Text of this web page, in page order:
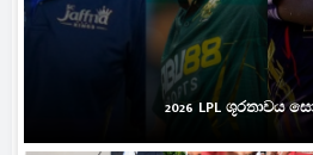
2026 LPL ශූරතාවය